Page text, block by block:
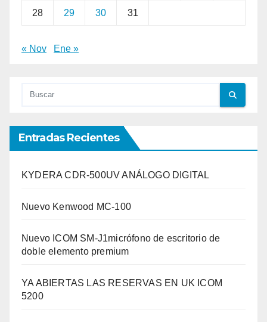
28 29 30 31
« Nov Ene »
Entradas Recientes
KYDERA CDR-500UV ANÁLOGO DIGITAL
Nuevo Kenwood MC-100
Nuevo ICOM SM-J1micrófono de escritorio de
doble elemento premium
YA ABIERTAS LAS RESERVAS EN UK ICOM
5200